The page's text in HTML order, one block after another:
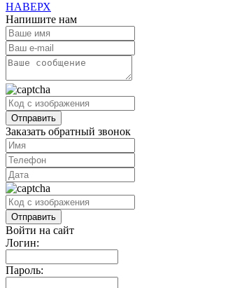
НАВЕРХ
Напишите нам
Заказать обратный звонок
Войти на сайт
Логин:
Пароль: